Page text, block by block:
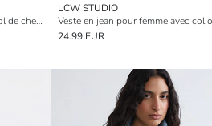
Veste en jean pour femme avec col de chemise
LCW STUDIO
Veste en jean pour femme avec col
24.99 EUR